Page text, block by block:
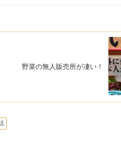
野菜の無人販売所が凄い！